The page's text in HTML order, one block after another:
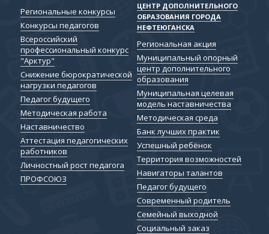
Региональные конкурсы
Конкурсы педагогов
Всероссийский
профессиональный конкурс
"Арктур"
Снижение бюрократической
нагрузки педагогов
Педагог будущего
Методическая работа
Наставничество
Аттестация педагогических
работников
Личностный рост педагога
ПРОФСОЮЗ
ЦЕНТР ДОПОЛНИТЕЛЬНОГО
ОБРАЗОВАНИЯ ГОРОДА
НЕФТЕЮГАНСКА
Региональная акция
Муниципальный опорный
центр дополнительного
образования
Муниципальная целевая
модель наставничества
Методическая среда
Банк лучших практик
Успешный ребёнок
Территория возможностей
Навигаторы талантов
Педагог будущего
Современный родитель
Семейный выходной
Социальный заказ